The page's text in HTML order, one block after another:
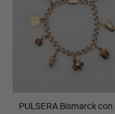
PULSERA Bismarck con